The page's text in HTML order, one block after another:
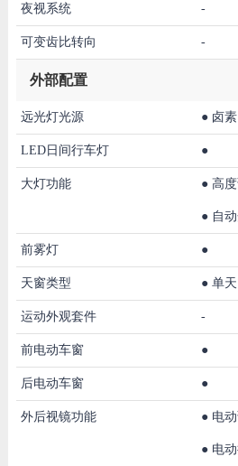
夜视系统 -
可变齿比转向 -
外部配置
远光灯光源 ● 卤素
LED日间行车灯 ●
大灯功能 ● 高
● 自
前雾灯 ●
天窗类型 ● 单
运动外观套件 -
前电动车窗 ●
后电动车窗 ●
外后视镜功能 ● 电
● 电